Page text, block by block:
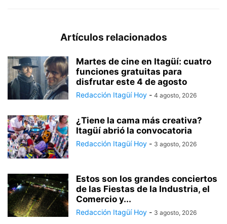
Artículos relacionados
Martes de cine en Itagüí: cuatro
funciones gratuitas para
disfrutar este 4 de agosto
Redacción Itagüí Hoy - 4 agosto, 2026
¿Tiene la cama más creativa?
Itagüí abrió la convocatoria
Redacción Itagüí Hoy - 3 agosto, 2026
Estos son los grandes conciertos
de las Fiestas de la Industria, el
Comercio y...
Redacción Itagüí Hoy - 3 agosto, 2026